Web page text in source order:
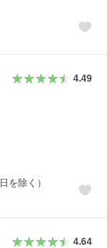
4.49
を除く）
4.64